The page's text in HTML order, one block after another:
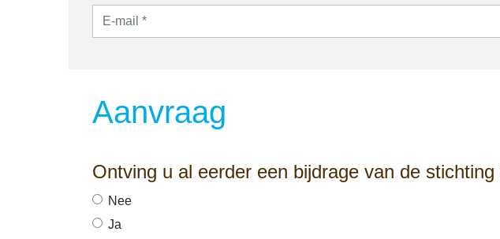
Aanvraag
Ontving u al eerder een bijdrage van de
Nee
Ja